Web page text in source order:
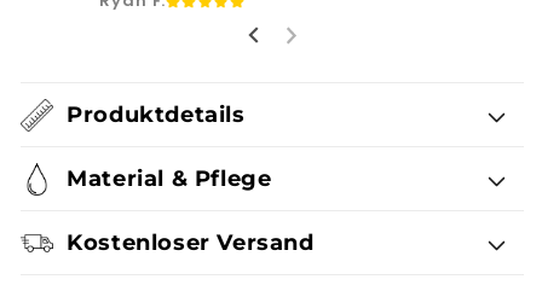
Produktdetails
Material & Pflege
Kostenloser Versand